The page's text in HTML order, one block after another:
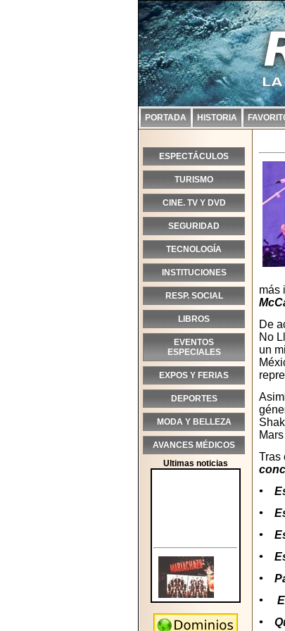
PORTADA HISTORIA
ESPECTÁCULOS
TURISMO
CINE. TV Y DVD
SEGURIDAD
TECNOLOGÍA
INSTITUCIONES
RESP. SOCIAL
LIBROS
EVENTOS
ESPECIALES
EXPOS Y FERIAS
DEPORTES
MODA Y BELLEZA
AVANCES MÉDICOS
Ultimas noticias
más
De
No
un
Tras
•
•
•
•
•
•
•